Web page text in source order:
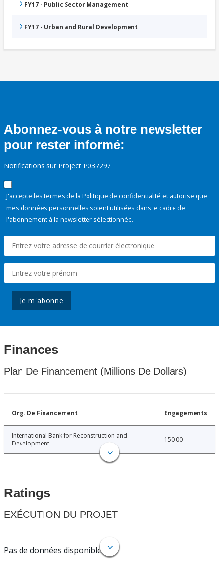
FY17 - Public Sector Management
FY17 - Urban and Rural Development
Abonnez-vous à notre newsletter
pour rester informé:
Notifications sur Project P037292
J'accepte les termes de la Politique de confidentialité et autorise que
mes données personnelles soient utilisées dans le cadre de
l'abonnement à la newsletter sélectionnée.
Je m'abonne
Finances
Plan De Financement (Millions De Dollars)
Org. De Financement Engagements
International Bank for Reconstruction and
Development
150.00
Ratings
EXÉCUTION DU PROJET
Pas de données disponibles.